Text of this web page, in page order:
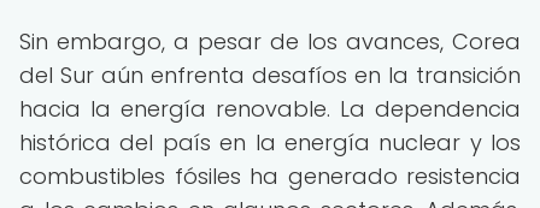
Sin embargo, a pesar de los avances, Corea
del Sur aún enfrenta desafíos en la transición
hacia la energía renovable. La dependencia
histórica del país en la energía nuclear y los
combustibles fósiles ha generado resistencia